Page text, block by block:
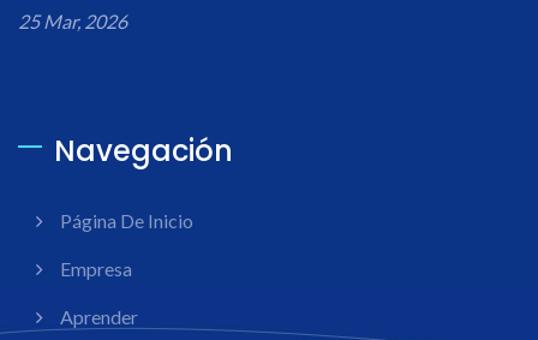
25 Mar, 2026
Navegación
Página De Inicio
Empresa
Aprender